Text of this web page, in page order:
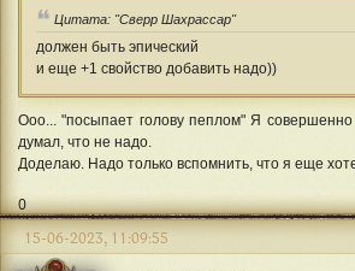
Цитата: "Сверр Шахрассар"
должен быть эпический
и еще +1 свойство добавить надо))
Ооо... "посыпает голову пеплом" Я
думал, что не надо.
Доделаю. Надо только вспомнить, что я еще
0
15-06-2023, 11:09:55